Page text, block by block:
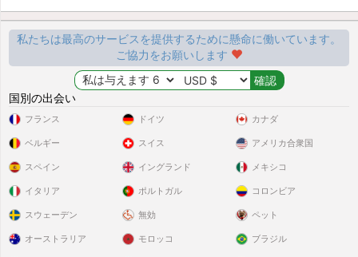
私たちは最高のサービスを提供するために懸命に働いています。
ご協力をお願いします
国別の出会い
フランス
ベルギー
スペイン
イタリア
スウェーデン
ドイツ
スイス
イングランド
ポルトガル
無効
カナダ
アメリカ合衆国
メキシコ
コロンビア
ペット
オーストラリア モロッコ ブラジル